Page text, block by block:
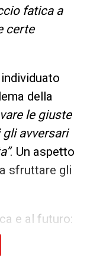
fatica a
certe
della
le giuste
avversari
. Un aspetto
sfruttare gli
e al futuro:
è